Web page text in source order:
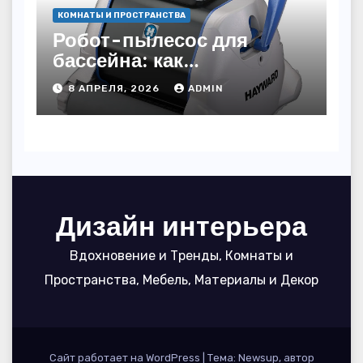
КОМНАТЫ И ПРОСТРАНСТВА
Робот-пылесос для
бассейна: как
пользоваться, чтобы
вода блестела, а
устройство служило 7
8 АПРЕЛЯ, 2026 ADMIN
Дизайн интерьера
Вдохновение и Тренды, Комнаты и
Пространства, Мебель, Материалы и Декор
Сайт работает на WordPress Тема: Newsup, автор